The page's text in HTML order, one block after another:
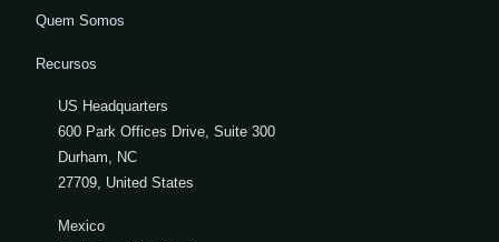
Quem Somos
Recursos
US Headquarters
600 Park Offices Drive, Suite 300
Durham, NC
27709, United States
Mexico